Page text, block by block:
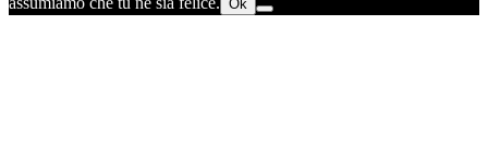
Ok